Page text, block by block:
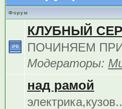
Форум
КЛУБНЫЙ
ПОЧИНЯЕМ
Модераторы:
над рамой
электрика,кузов..